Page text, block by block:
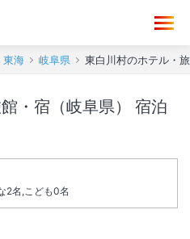
東海 岐阜県 東白川村のホテル・
・宿（岐阜県） 宿泊
2名,こども0名